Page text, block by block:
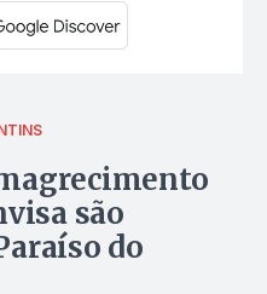
são
do